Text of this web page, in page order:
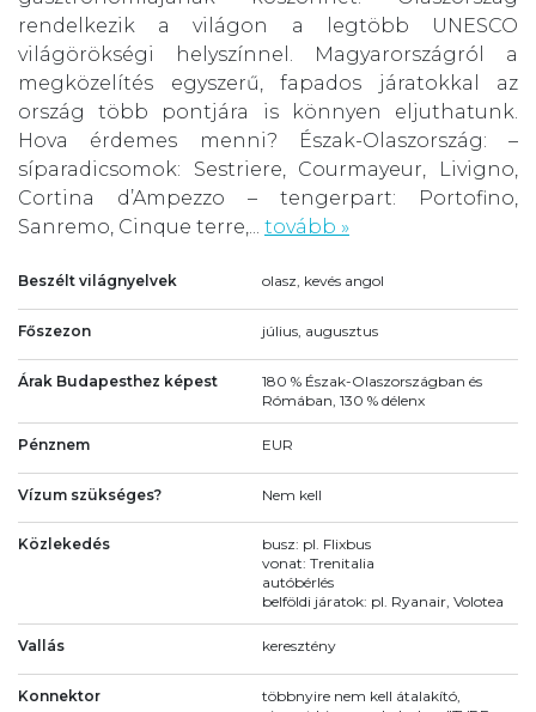
rendelkezik a világon a legtöbb UNESCO
világörökségi helyszínnel. Magyarországról a
megközelítés egyszerű, fapados járatokkal az
ország több pontjára is könnyen eljuthatunk.
Hova érdemes menni? Észak-Olaszország: –
síparadicsomok: Sestriere, Courmayeur, Livigno,
Cortina d’Ampezzo – tengerpart: Portofino,
Sanremo, Cinque terre,... tovább »
Beszélt világnyelvek olasz, kevés angol
Főszezon július, augusztus
Árak Budapesthez képest
180 % Észak-Olaszországban és
Rómában, 130 % délenx
Pénznem EUR
Vízum szükséges? Nem kell
Közlekedés
busz: pl. Flixbus
vonat: Trenitalia
autóbérlés
belföldi járatok: pl. Ryanair, Volotea
Vallás keresztény
Konnektor
többnyire nem kell átalakító,